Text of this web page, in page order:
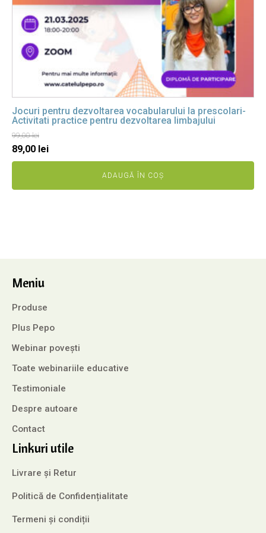
Jocuri pentru dezvoltarea vocabularului la prescolari-
Activitati practice pentru dezvoltarea limbajului
99,00lei
Prețul
inițial
fost:
89,00 leiPrețul
curent
89,00 lei.
ADAUGĂ ÎN COȘ
Meniu
Produse
Plus Pepo
Webinar povești
Toate webinariile educative
Testimoniale
Despre autoare
Contact
Linkuri utile
Livrare și Retur
Politică de Confidențialitate
Termeni și condiții